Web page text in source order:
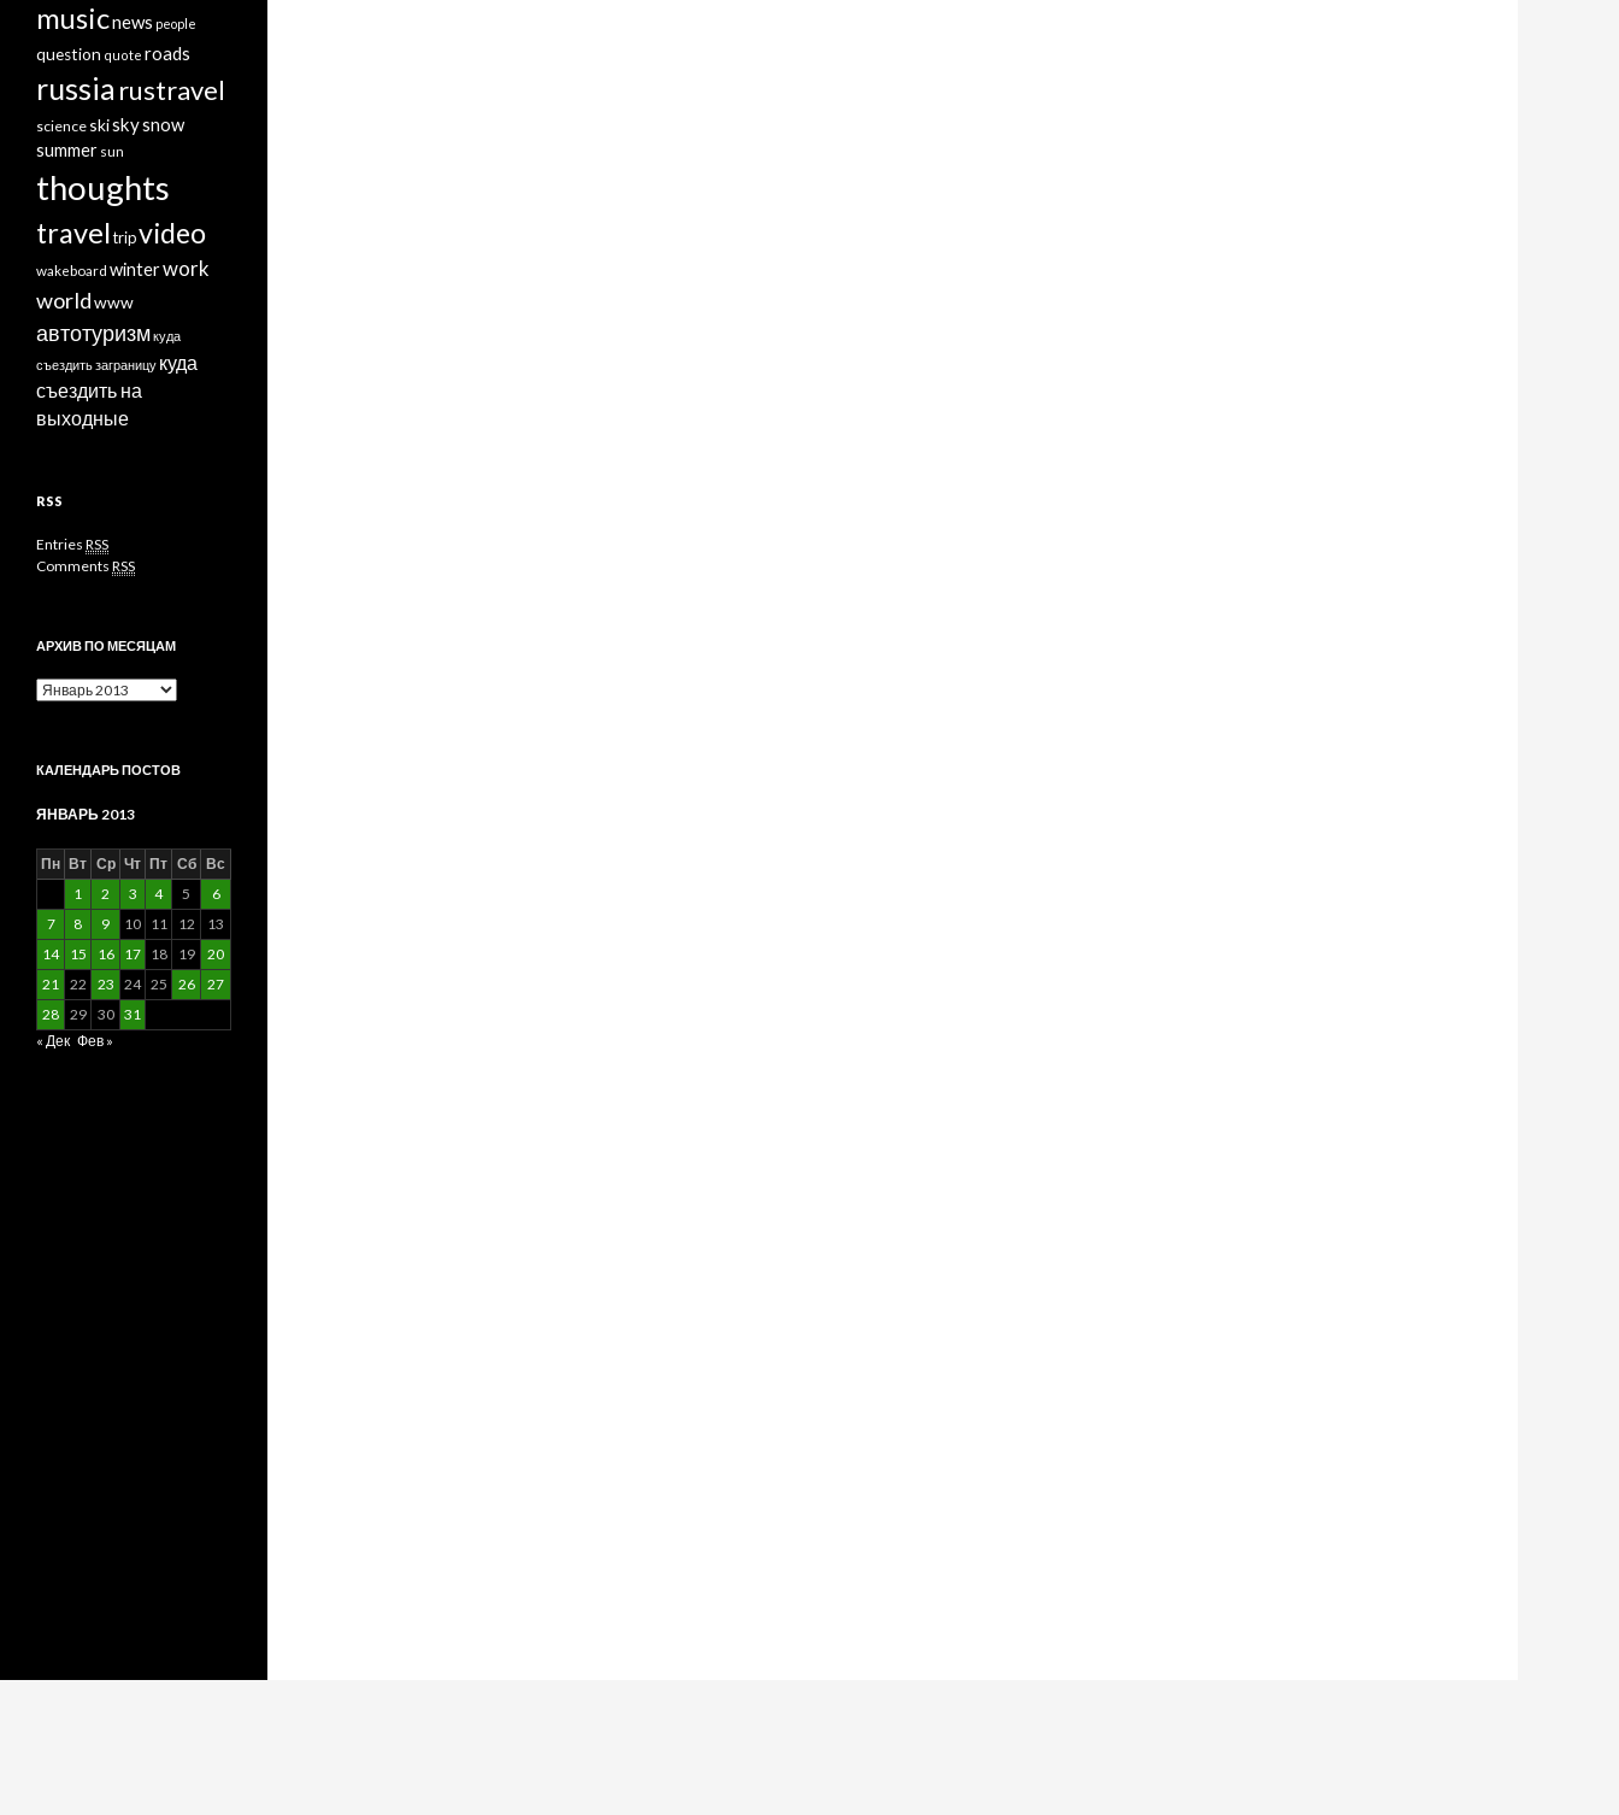
musicnews people
question quote roads
russia rustravel
science skiskysnow
summer sun
thoughts
traveltripvideo
wakeboard winterwork
worldwww
автотуризмкуда
съездить заграницу куда
съездить на
выходные
RSS
Entries RSS
Comments RSS
АРХИВ ПО МЕСЯЦАМ
Архив
КАЛЕНДАРЬ ПОСТОВ
ЯНВАРЬ 2013
Пн Вт Ср Чт Пт Сб Вс
1
2 3 4 5
6
7
8 9 10 11 12
13
14
15 16 17 18 19
20
21 22 23 24 25 26
27
28 29 30 31
« Дек Фев »